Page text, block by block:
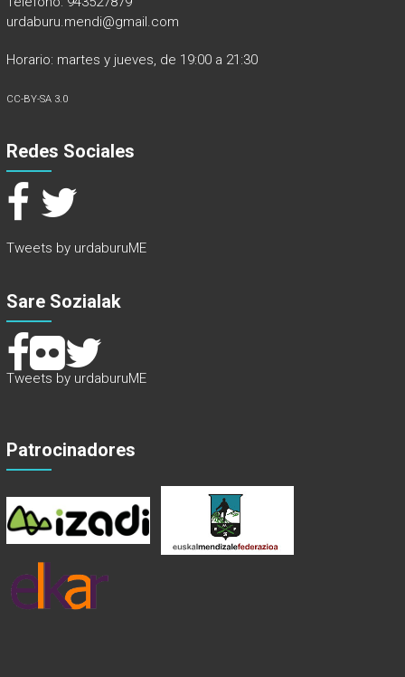
urdaburu.mendi@gmail.com
Horario: martes y jueves, de 19:00 a 21:30
CC-BY-SA 3.0
Redes Sociales
Tweets by urdaburuME
Sare Sozialak
Tweets by urdaburuME
Patrocinadores